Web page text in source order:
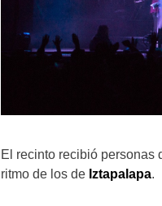
El recinto recibió personas
ritmo de los de Iztapalapa.